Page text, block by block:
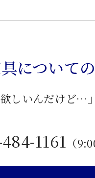
について
しいんだけど…
1161 （